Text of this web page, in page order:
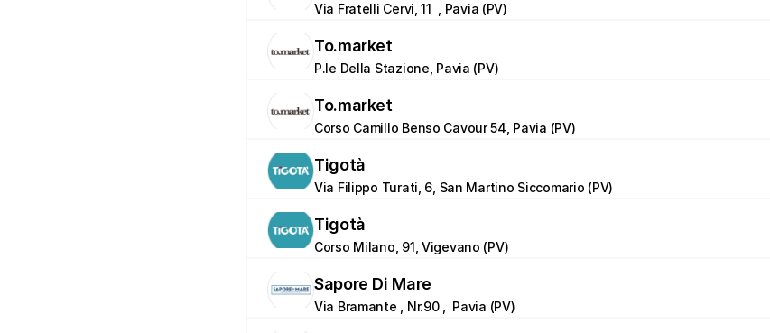
Via Fratelli Cervi, 11  , Pavia (PV)
To.market
P.le Della Stazione, Pavia (PV)
To.market
Corso Camillo Benso Cavour 54, Pavia (PV)
Tigotà
Via Filippo Turati, 6, San Martino Siccomario (PV)
Tigotà
Corso Milano, 91, Vigevano (PV)
Sapore Di Mare
Via Bramante , Nr.90 ,  Pavia (PV)